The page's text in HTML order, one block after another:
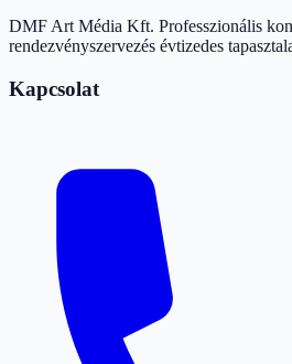
DMF Art Média Kft. Professzionális
rendezvényszervezés évtizedes
Kapcsolat